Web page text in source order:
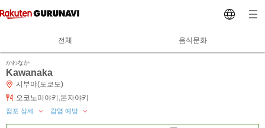
전체 음식문화
かわなか
Kawanaka
시부야(도쿄도)
오코노미야키,몬자야키
점포 상세 감염 예방